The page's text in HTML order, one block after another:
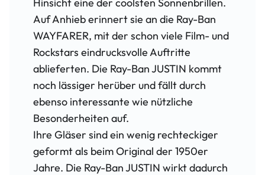
Auf Anhieb erinnert sie an die Ray-Ban
WAYFARER, mit der schon viele Film- und
Rockstars eindrucksvolle Auftritte
ablieferten. Die Ray-Ban JUSTIN kommt
noch lässiger herüber und fällt durch
ebenso interessante wie nützliche
Besonderheiten auf.
Ihre Gläser sind ein wenig rechteckiger
geformt als beim Original der 1950er
Jahre. Die Ray-Ban JUSTIN wirkt dadurch